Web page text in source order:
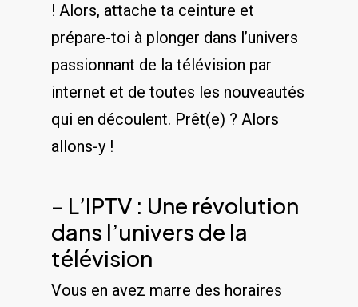
!‌ Alors, attache ⁤ta ceinture et
prépare-toi ‍à plonger dans l’univers
passionnant de la télévision par
internet⁣ et ‌de toutes les nouveautés
qui en découlent. Prêt(e) ? Alors
allons-y ⁢!
– L’IPTV : Une révolution
dans l’univers de ⁣la
télévision
Vous en avez ‍marre des horaires